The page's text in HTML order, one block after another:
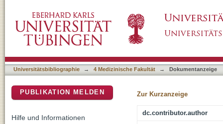
PRAEGNANT network for metastatic breast
Universitätsbibliographie → 4 Medizinische Fakultät → Dokumentanzeige
Zur Kurzanzeige
dc.contributor.author
PUBLIKATION MELDEN
Hilfe und Informationen